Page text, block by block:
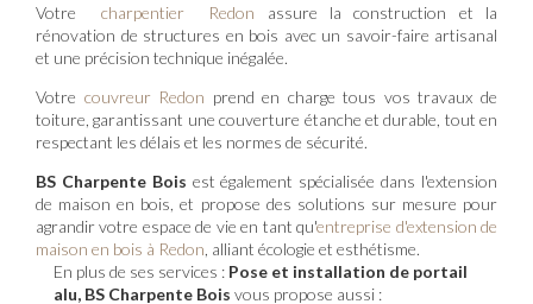
Votre charpentier Redon assure la construction et la
rénovation de structures en bois avec un savoir-faire artisanal
et une précision technique inégalée.
Votre couvreur Redon prend en charge tous vos travaux de
toiture, garantissant une couverture étanche et durable, tout en
respectant les délais et les normes de sécurité.
BS Charpente Bois est également spécialisée dans l'extension
de maison en bois, et propose des solutions sur mesure pour
agrandir votre espace de vie en tant qu'entreprise d'extension de
maison en bois à Redon , alliant écologie et esthétisme.
En plus de ses services : Pose et installation de portail
alu, BS Charpente Bois vous propose aussi :